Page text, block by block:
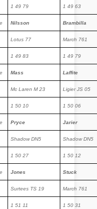
1 49 79 1 49 63
Nilsson Brambilla
Lotus 77 March 761
1 49 83 1 49 79
Mass Laffite
Mc Laren M 23 Ligier JS 05
1 50 10 1 50 06
Pryce Jarier
Shadow DN5 Shadow DN5
1 50 27 1 50 12
Jones Stuck
Surtees TS 19 March 761
1 51 11 1 50 31